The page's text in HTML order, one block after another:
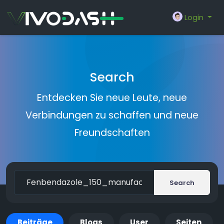
Login
Search
Entdecken Sie neue Leute, neue
Verbindungen zu schaffen und neue
Freundschaften
Search